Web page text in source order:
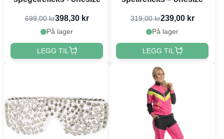
699,00 kr398,30 kr
På lager
LEGG TIL
319,00 kr239,00 kr
På lager
LEGG TIL